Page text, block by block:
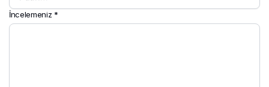
İncelemeniz *